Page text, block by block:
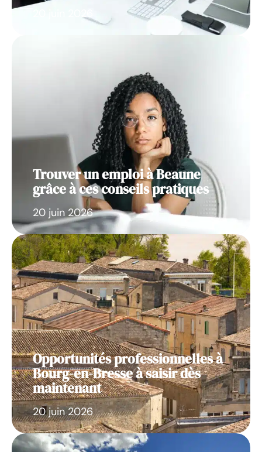
Trouver un emploi à Beaune
grâce à ces conseils pratiques
20 juin 2026
Opportunités professionnelles à
Bourg-en-Bresse à saisir dès
maintenant
20 juin 2026